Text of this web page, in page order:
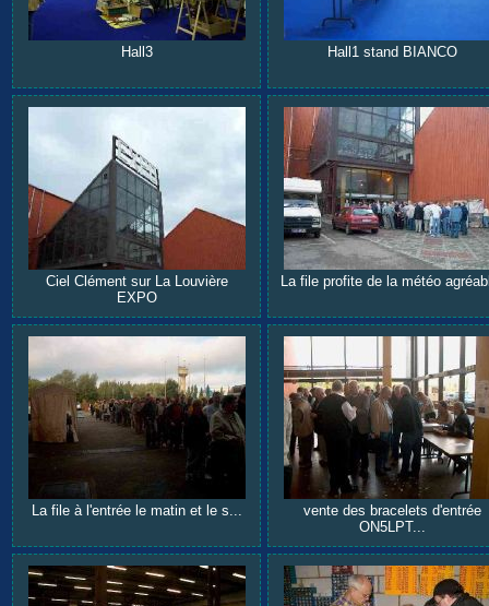
Hall3 Hall1 stand BIANCO
Ciel Clément sur La Louvière
EXPO
La file profite de la météo
La file à l'entrée le matin et le s...
vente des bracelets d'entrée
ON5LPT...